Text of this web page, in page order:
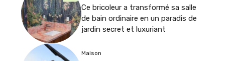
Ce bricoleur a transformé sa salle
de bain ordinaire en un paradis de
jardin secret et luxuriant
Maison